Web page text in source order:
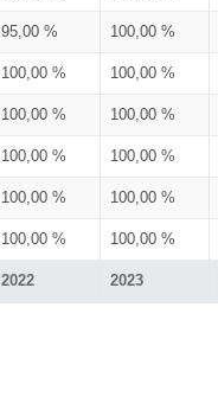
2022 2023
95,00 % 100,00 %
100,00 % 100,00 %
100,00 % 100,00 %
100,00 % 100,00 %
100,00 % 100,00 %
100,00 % 100,00 %